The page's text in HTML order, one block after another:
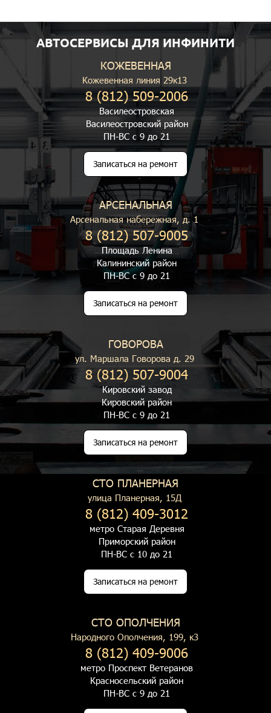
АВТОСЕРВИСЫ ДЛЯ ИНФИНИТИ
КОЖЕВЕННАЯ
Кожевенная линия 29к13
8 (812) 509-2006
Василеостровская
Василеостровский район
ПН-ВС с 9 до 21
Записаться на ремонт
АРСЕНАЛЬНАЯ
Арсенальная набережная, д. 1
8 (812) 507-9005
Площадь Ленина
Калининский район
ПН-ВС с 9 до 21
Записаться на ремонт
ГОВОРОВА
ул. Маршала Говорова д. 29
8 (812) 507-9004
Кировский завод
Кировский район
ПН-ВС с 9 до 21
Записаться на ремонт
СТО ПЛАНЕРНАЯ
улица Планерная, 15Д
8 (812) 409-3012
метро Старая Деревня
Приморский район
ПН-ВС с 10 до 21
Записаться на ремонт
СТО ОПОЛЧЕНИЯ
Народного Ополчения, 199, к3
8 (812) 409-9006
метро Проспект Ветеранов
Красносельский район
ПН-ВС с 9 до 21